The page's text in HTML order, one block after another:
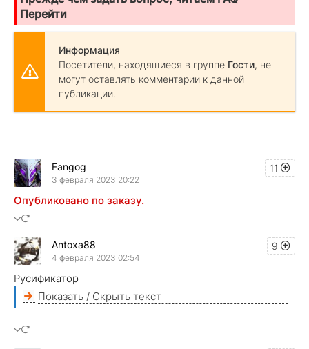
Перейти
Информация
Посетители, находящиеся в группе Гости, не
могут оставлять комментарии к данной
публикации.
11
Fangog
3 февраля 2023 20:22
Опубликовано по заказу.
9
Antoxa88
4 февраля 2023 02:54
Русификатор
Показать / Скрыть текст